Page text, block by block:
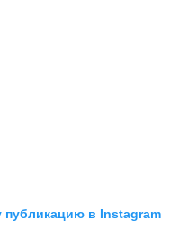
публикацию в Instagram